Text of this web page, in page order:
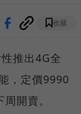
收藏
推出4G全
，定價9990
開賣。